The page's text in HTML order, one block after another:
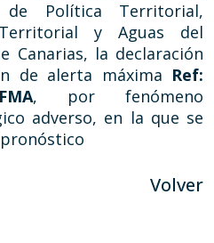
de Política Territorial,
y Aguas del
Canarias, la declaración
de alerta máxima Ref:
, por fenómeno
adverso, en la que se
Volver